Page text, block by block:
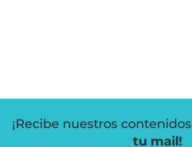
¡Recibe nuestros contenidos
tu mail!